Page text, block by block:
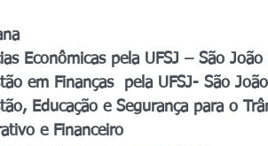
Econômicas pela UFSJ – São João
em Finanças  pela UFSJ- São
Educação e Segurança para o
e Financeiro